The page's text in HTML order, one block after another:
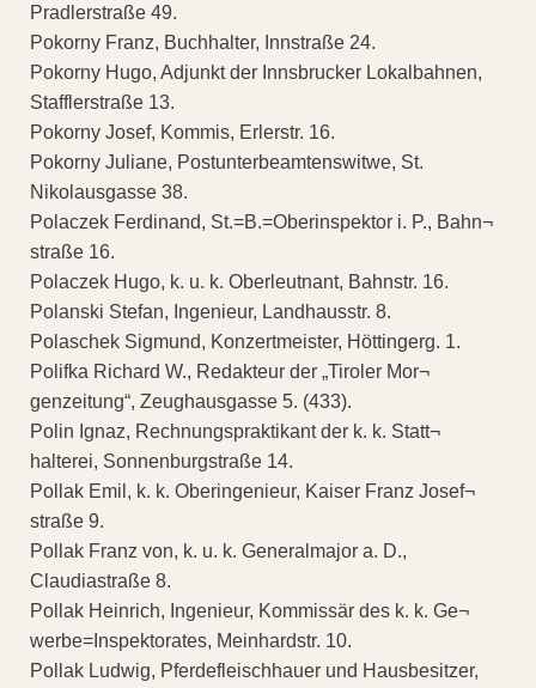
Pradlerstraße 49.
Pokorny Franz, Buchhalter, Innstraße 24.
Pokorny Hugo, Adjunkt der Innsbrucker Lokalbahnen,
Stafflerstraße 13.
Pokorny Josef, Kommis, Erlerstr. 16.
Pokorny Juliane, Postunterbeamtenswitwe, St.
Nikolausgasse 38.
Polaczek Ferdinand, St.=B.=Oberinspektor i. P., Bahn¬
straße 16.
Polaczek Hugo, k. u. k. Oberleutnant, Bahnstr. 16.
Polanski Stefan, Ingenieur, Landhausstr. 8.
Polaschek Sigmund, Konzertmeister, Höttingerg. 1.
Polifka Richard W., Redakteur der „Tiroler Mor¬
genzeitung“, Zeughausgasse 5. (433).
Polin Ignaz, Rechnungspraktikant der k. k. Statt¬
halterei, Sonnenburgstraße 14.
Pollak Emil, k. k. Oberingenieur, Kaiser Franz Josef¬
straße 9.
Pollak Franz von, k. u. k. Generalmajor a. D.,
Claudiastraße 8.
Pollak Heinrich, Ingenieur, Kommissär des k. k. Ge¬
werbe=Inspektorates, Meinhardstr. 10.
Pollak Ludwig, Pferdefleischhauer und Hausbesitzer,